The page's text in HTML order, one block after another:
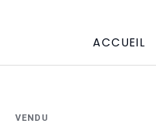
ACCUEIL
VENDU